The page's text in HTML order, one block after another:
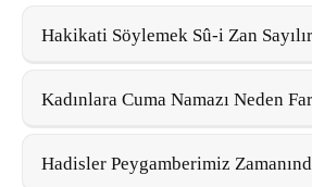
Hakikati Söylemek Sû-i Zan Sayılır
Kadınlara Cuma Namazı Neden
Hadisler Peygamberimiz